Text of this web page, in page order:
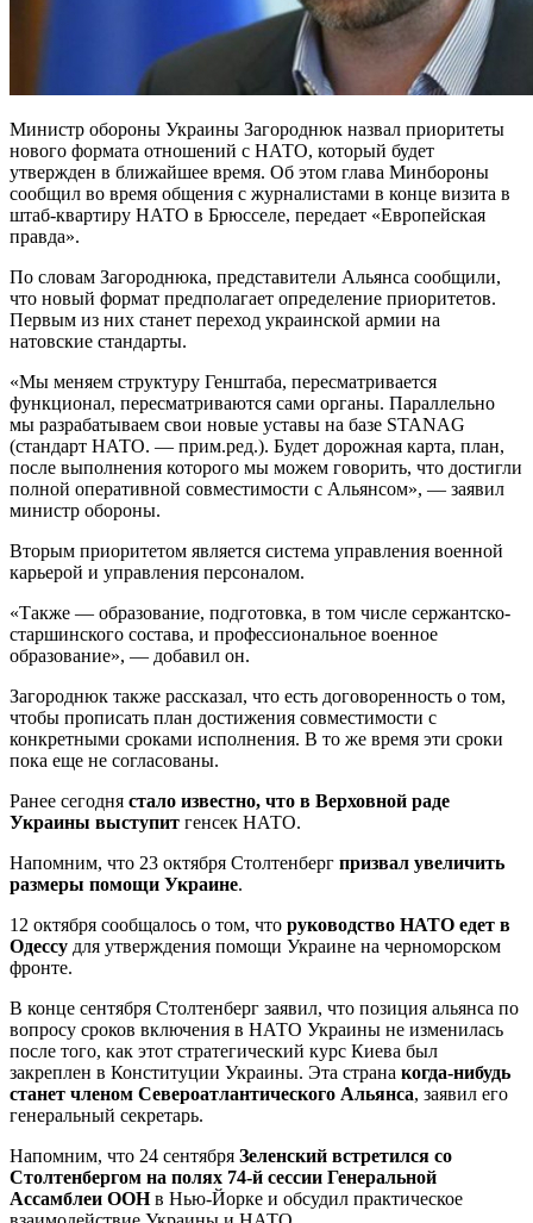
Министр обороны Украины Загороднюк назвал приоритеты
нового формата отношений с НАТО, который будет
утвержден в ближайшее время. Об этом глава Минбороны
сообщил во время общения с журналистами в конце визита в
штаб-квартиру НАТО в Брюсселе, передает «Европейская
правда».
По словам Загороднюка, представители Альянса сообщили,
что новый формат предполагает определение приоритетов.
Первым из них станет переход украинской армии на
натовские стандарты.
«Мы меняем структуру Генштаба, пересматривается
функционал, пересматриваются сами органы. Параллельно
мы разрабатываем свои новые уставы на базе STANAG
(стандарт НАТО. — прим.ред.). Будет дорожная карта, план,
после выполнения которого мы можем говорить, что достигли
полной оперативной совместимости с Альянсом», — заявил
министр обороны.
Вторым приоритетом является система управления военной
карьерой и управления персоналом.
«Также — образование, подготовка, в том числе сержантско-
старшинского состава, и профессиональное военное
образование», — добавил он.
Загороднюк также рассказал, что есть договоренность о том,
чтобы прописать план достижения совместимости с
конкретными сроками исполнения. В то же время эти сроки
пока еще не согласованы.
Ранее сегодня стало известно, что в Верховной раде
Украины выступит генсек НАТО.
Напомним, что 23 октября Столтенберг призвал увеличить
размеры помощи Украине.
12 октября сообщалось о том, что руководство НАТО едет в
Одессу для утверждения помощи Украине на черноморском
фронте.
В конце сентября Столтенберг заявил, что позиция альянса по
вопросу сроков включения в НАТО Украины не изменилась
после того, как этот стратегический курс Киева был
закреплен в Конституции Украины. Эта страна когда-нибудь
станет членом Североатлантического Альянса, заявил его
генеральный секретарь.
Напомним, что 24 сентября Зеленский встретился со
Столтенбергом на полях 74-й сессии Генеральной
Ассамблеи ООНв Нью-Йорке и обсудил практическое